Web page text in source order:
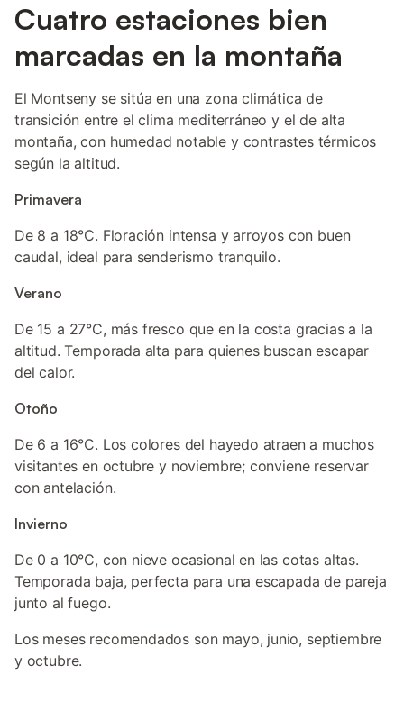
Cuatro estaciones bien
marcadas en la montaña
El Montseny se sitúa en una zona climática de
transición entre el clima mediterráneo y el de alta
montaña, con humedad notable y contrastes térmicos
según la altitud.
Primavera
De 8 a 18°C. Floración intensa y arroyos con buen
caudal, ideal para senderismo tranquilo.
Verano
De 15 a 27°C, más fresco que en la costa gracias a la
altitud. Temporada alta para quienes buscan escapar
del calor.
Otoño
De 6 a 16°C. Los colores del hayedo atraen a muchos
visitantes en octubre y noviembre; conviene reservar
con antelación.
Invierno
De 0 a 10°C, con nieve ocasional en las cotas altas.
Temporada baja, perfecta para una escapada de pareja
junto al fuego.
Los meses recomendados son mayo, junio, septiembre
y octubre.